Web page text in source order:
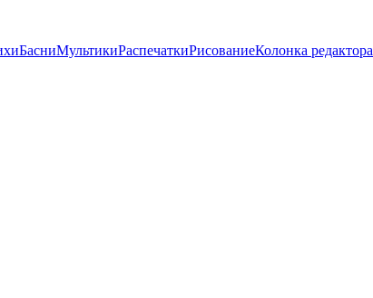
БасниМультикиРаспечаткиРисованиеКолонка редактора